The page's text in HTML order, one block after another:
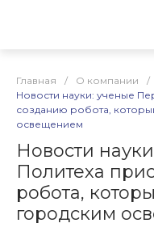
Главная / О компании /
Новости науки: ученые
созданию робота,
освещением
Новости
Политеха
робота,
городским